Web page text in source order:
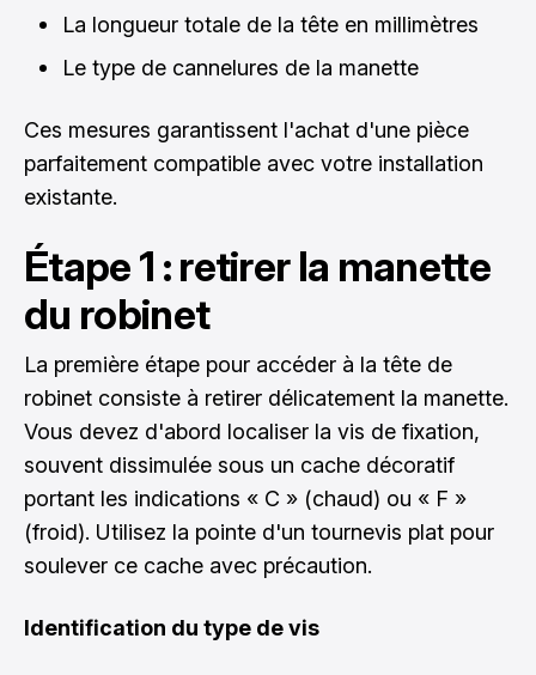
La longueur totale de la tête en millimètres
Le type de cannelures de la manette
Ces mesures garantissent l'achat d'une pièce
parfaitement compatible avec votre installation
existante.
Étape 1 : retirer la manette
du robinet
La première étape pour accéder à la tête de
robinet consiste à retirer délicatement la manette.
Vous devez d'abord localiser la vis de fixation,
souvent dissimulée sous un cache décoratif
portant les indications « C » (chaud) ou « F »
(froid). Utilisez la pointe d'un tournevis plat pour
soulever ce cache avec précaution.
Identification du type de vis